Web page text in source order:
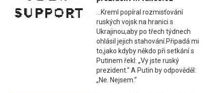
...Kreml popíral rozmisťování
ruských vojsk na hranici s
Ukrajinou,aby po třech týdnech
ohlásil jejich stahování.Připadá mi
to,jako kdyby někdo při setkání s
Putinem řekl: „Vy jste ruský
prezident.“ A Putin by odpověděl:
„Ne. Nejsem.“